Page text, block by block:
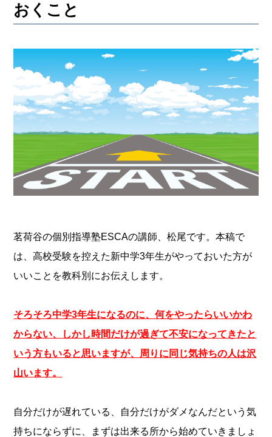
おくこと
茗荷谷の個別指導塾ESCAの講師、松尾です。本稿で
は、高校受験を控えた新中学3年生がやっておいた方が
いいことを教科別にお伝えします。
そろそろ中学3年生になるのに、何をやったらいいかわ
からない、しかし時間だけが過ぎて不安になってきたと
いう方もいると思いますが、周りに同じ気持ちの人は沢
山います。
自分だけが遅れている、自分だけがダメなんだという気
持ちにならずに、まずは出来る所から始めていきましょ